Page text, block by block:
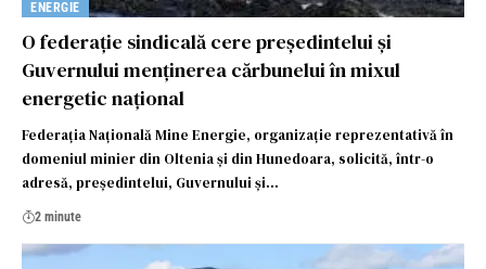
ENERGIE
O federație sindicală cere președintelui și
Guvernului menținerea cărbunelui în mixul
energetic național
Federația Națională Mine Energie, organizație reprezentativă în
domeniul minier din Oltenia și din Hunedoara, solicită, într-o
adresă, președintelui, Guvernului și…
2 minute